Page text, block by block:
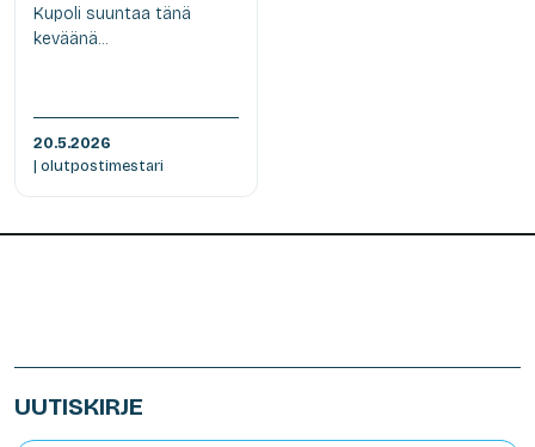
Kupoli suuntaa tänä
keväänä...
20.5.2026
| olutpostimestari
UUTISKIRJE